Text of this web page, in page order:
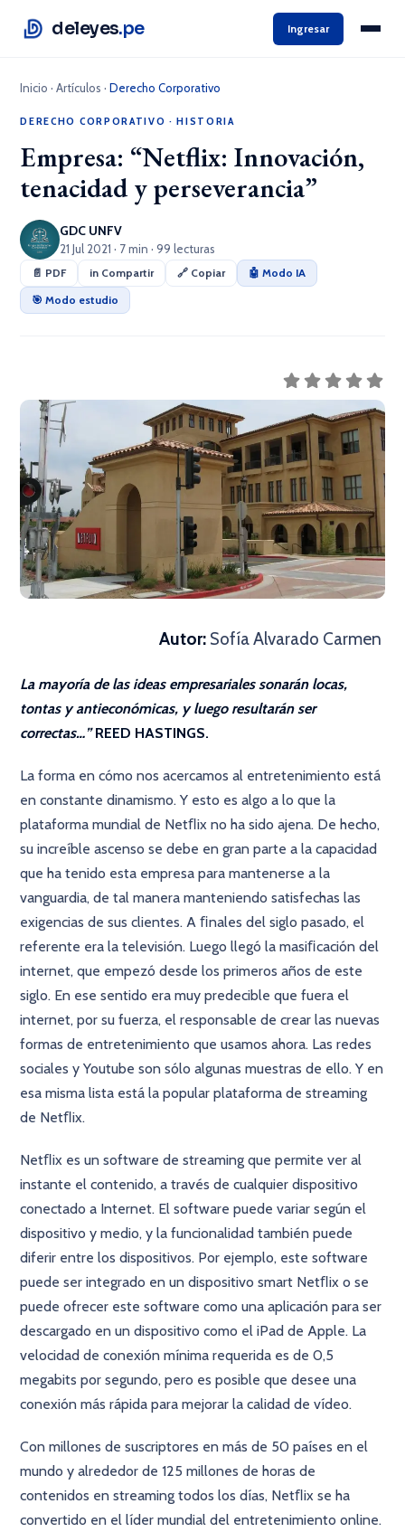
deleyes.pe Ingresar
Inicio ·Artículos ·Derecho Corporativo
DERECHO CORPORATIVO ·HISTORIA
Empresa: “Netflix: Innovación,
tenacidad y perseverancia”
GDC UNFV
21 Jul 2021 · 7 min · 99 lecturas
📄 PDF in Compartir 🔗 Copiar
🤖 Modo IA
🎯 Modo estudio
Autor: Sofía Alvarado Carmen
La mayoría de las ideas empresariales sonarán locas,
tontas y antieconómicas, y luego resultarán ser
correctas…” REED HASTINGS.
La forma en cómo nos acercamos al entretenimiento está
en constante dinamismo. Y esto es algo a lo que la
plataforma mundial de Netﬂix no ha sido ajena. De hecho,
su increíble ascenso se debe en gran parte a la capacidad
que ha tenido esta empresa para mantenerse a la
vanguardia, de tal manera manteniendo satisfechas las
exigencias de sus clientes. A ﬁnales del siglo pasado, el
referente era la televisión. Luego llegó la masiﬁcación del
internet, que empezó desde los primeros años de este
siglo. En ese sentido era muy predecible que fuera el
internet, por su fuerza, el responsable de crear las nuevas
formas de entretenimiento que usamos ahora. Las redes
sociales y Youtube son sólo algunas muestras de ello. Y en
esa misma lista está la popular plataforma de streaming
de Netﬂix.
Netﬂix es un software de streaming que permite ver al
instante el contenido, a través de cualquier dispositivo
conectado a Internet. El software puede variar según el
dispositivo y medio, y la funcionalidad también puede
diferir entre los dispositivos. Por ejemplo, este software
puede ser integrado en un dispositivo smart Netﬂix o se
puede ofrecer este software como una aplicación para ser
descargado en un dispositivo como el iPad de Apple. La
velocidad de conexión mínima requerida es de 0,5
megabits por segundo, pero es posible que desee una
conexión más rápida para mejorar la calidad de vídeo.
Con millones de suscriptores en más de 50 países en el
mundo y alrededor de 125 millones de horas de
contenidos en streaming todos los días, Netﬂix se ha
convertido en el líder mundial del entretenimiento online.